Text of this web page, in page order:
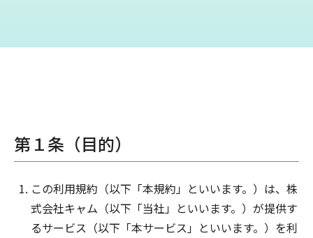
第１条（目的）
この利用規約（以下「本規約」といいます。）は、株
式会社キャム（以下「当社」といいます。）が提供す
るサービス（以下「本サービス」といいます。）を利